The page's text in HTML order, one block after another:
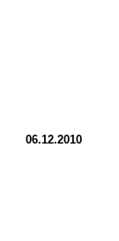
06.12.2010